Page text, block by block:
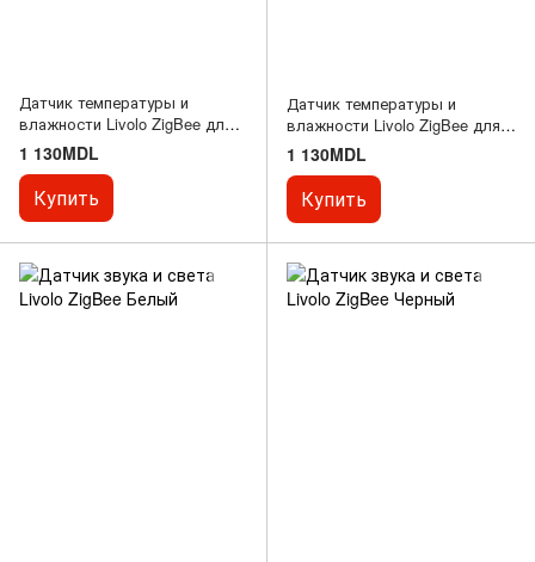
Датчик температуры и
влажности Livolo ZigBee для
умного дома Черный
1 130MDL
Купить
Датчик температуры и
влажности Livolo ZigBee для
умного дома Серый
1 130MDL
Купить